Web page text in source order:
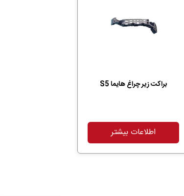
براکت زیر چراغ هایما S5
اطلاعات بیشتر